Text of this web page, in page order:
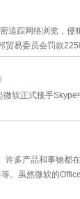
追踪网络浏览，侵
易委员会罚款
软正式接手
多产品和事物都
。虽然微软的